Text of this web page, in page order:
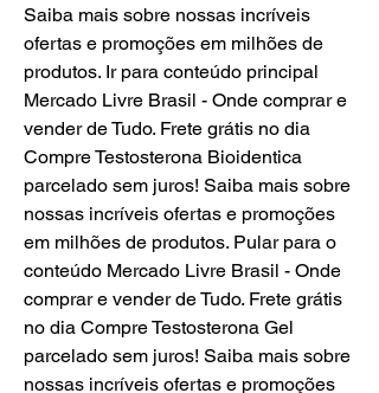
Saiba mais sobre nossas incríveis
ofertas e promoções em milhões de
produtos. Ir para conteúdo principal
Mercado Livre Brasil - Onde comprar e
vender de Tudo. Frete grátis no dia
Compre Testosterona Bioidentica
parcelado sem juros! Saiba mais sobre
nossas incríveis ofertas e promoções
em milhões de produtos. Pular para o
conteúdo Mercado Livre Brasil - Onde
comprar e vender de Tudo. Frete grátis
no dia Compre Testosterona Gel
parcelado sem juros! Saiba mais sobre
nossas incríveis ofertas e promoções